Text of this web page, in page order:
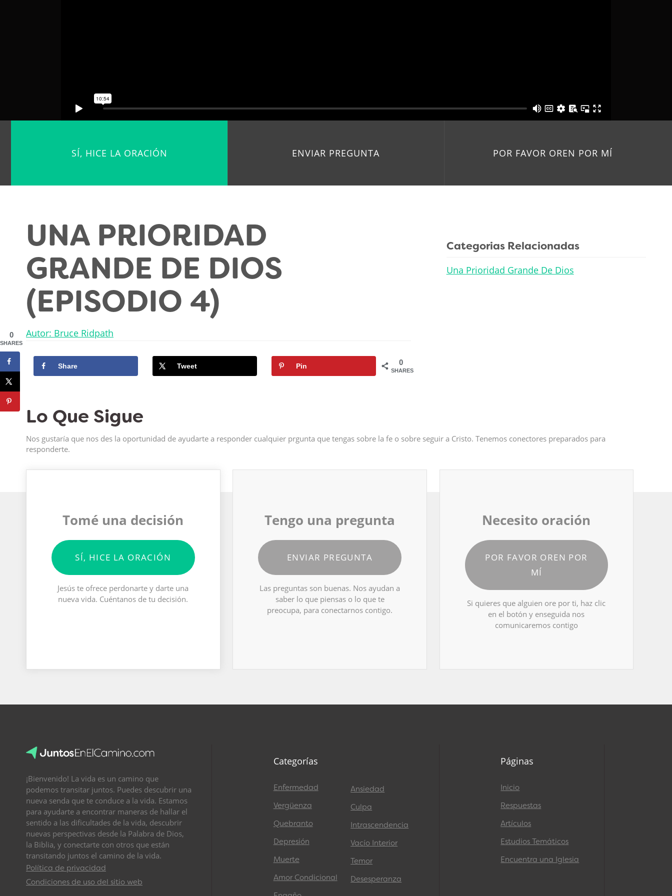
SÍ, HICE LA ORACIÓN ENVIAR PREGUNTA POR FAVOR OREN POR MÍ
UNA PRIORIDAD
GRANDE DE DIOS
(EPISODIO 4)
Autor: Bruce Ridpath
0
SHARES
Share Tweet Pin
Categorias Relacionadas
Una Prioridad Grande De Dios
Lo Que Sigue
Nos gustaría que nos des la oportunidad de ayudarte a responder cualquier prgunta que tengas sobre la fe o sobre seguir a Cristo. Tenemos conectores preparados para
responderte.
Tomé una decisión
SÍ, HICE LA ORACIÓN
Jesús te ofrece perdonarte y darte una
nueva vida. Cuéntanos de tu decisión.
Tengo una pregunta
ENVIAR PREGUNTA
Las preguntas son buenas. Nos ayudan a
saber lo que piensas o lo que te
preocupa, para conectarnos contigo.
Necesito oración
POR FAVOR OREN POR
MÍ
Si quieres que alguien ore por ti, haz clic
en el botón y enseguida nos
comunicaremos contigo
¡Bienvenido! La vida es un camino que
podemos transitar juntos. Puedes descubrir una
nueva senda que te conduce a la vida. Estamos
para ayudarte a encontrar maneras de hallar el
sentido a las dificultades de la vida, descubrir
nuevas perspectivas desde la Palabra de Dios,
la Biblia, y conectarte con otros que están
transitando juntos el camino de la vida.
Política de privacidad
Condiciones de uso del sitio web
Categorías
Enfermedad
Vergüenza
Quebranto
Depresión
Muerte
Amor Condicional
Ansiedad
Culpa
Intrascendencia
Vacío Interior
Temor
Desesperanza
Páginas
Inicio
Respuestas
Artículos
Estudios Temáticos
Encuentra una Iglesia
0
SHARES